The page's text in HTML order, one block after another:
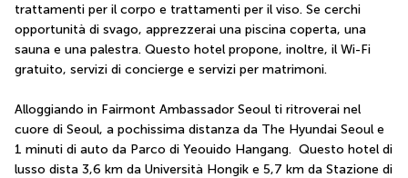
trattamenti per il corpo e trattamenti per il viso. Se cerchi
opportunità di svago, apprezzerai una piscina coperta, una
sauna e una palestra. Questo hotel propone, inoltre, il Wi-Fi
gratuito, servizi di concierge e servizi per matrimoni.
Alloggiando in Fairmont Ambassador Seoul ti ritroverai nel
cuore di Seoul, a pochissima distanza da The Hyundai Seoul e
1 minuti di auto da Parco di Yeouido Hangang.  Questo hotel di
lusso dista 3,6 km da Università Hongik e 5,7 km da Stazione di